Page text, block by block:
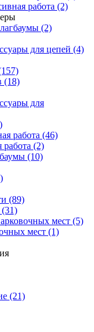
работа (2)
(2)
для цепей (4)
(18)
для
работа (46)
(2)
(10)
(89)
(31)
мест (5)
мест (1)
(21)